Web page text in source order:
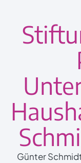
Günter